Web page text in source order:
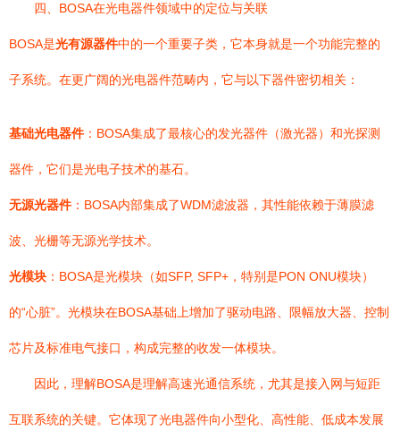
四、BOSA在光电器件领域中的定位与关联
BOSA是光有源器件中的一个重要子类，它本身就是一个功能完整的
子系统。在更广阔的光电器件范畴内，它与以下器件密切相关：
基础光电器件：BOSA集成了最核心的发光器件（激光器）和光探测
器件，它们是光电子技术的基石。
无源光器件：BOSA内部集成了WDM滤波器，其性能依赖于薄膜滤
波、光栅等无源光学技术。
光模块 ：BOSA是光模块（如SFP, SFP+，特别是PON ONU模块）
的“心脏”。光模块在BOSA基础上增加了驱动电路、限幅放大器、控制
芯片及标准电气接口，构成完整的收发一体模块。
因此，理解BOSA是理解高速光通信系统，尤其是接入网与短距
互联系统的关键。它体现了光电器件向小型化、高性能、低成本发展